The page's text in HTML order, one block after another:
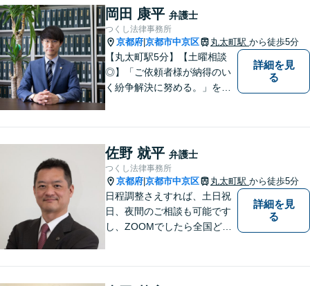
す。一人でも多くの方のお役
に立てるよう、尽力いたしま
す！
岡田 康平 弁護士
つくし法律事務所
京都府 京都市中京区 丸太町駅 から徒歩5分
【丸太町駅5分】【土曜相談
◎】「ご依頼者様が納得のい
く紛争解決に努める。」をモ
題、中小企業関連法務で多数
実績ございます。ぜひ皆様の
お悩みをお聞かせください。
詳細を見
る
佐野 就平 弁護士
つくし法律事務所
京都府 京都市中京区 丸太町駅 から徒歩5分
日程調整さえすれば、土日祝
日、夜間のご相談も可能です
し、ZOOMでしたら全国どこ
詳細を見
る